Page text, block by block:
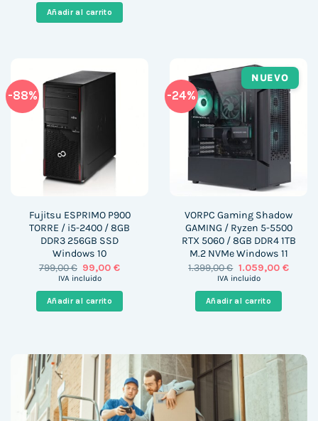
era:
535,00 €.
Añadir al carrito
-88%
Fujitsu ESPRIMO P900
TORRE / i5-2400 / 8GB
DDR3 256GB SSD
Windows 10
799,00€ El
precio
era:
799,00 €.
99,00€El
es:
99,00 €.
IVA incluido
Añadir al carrito
-24%
NUEVO
VORPC Gaming Shadow
GAMING / Ryzen 5-5500
RTX 5060 / 8GB DDR4 1TB
M.2 NVMe Windows 11
1.399,00€ El
precio
era:
1.399,00 €.
1.059,00 €El
IVA incluido
Añadir al carrito